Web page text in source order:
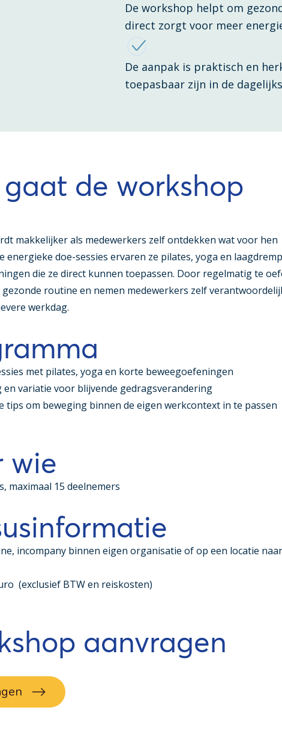
De workshop helpt om
direct zorgt voor meer
De aanpak is praktisch en
toepasbaar zijn in de
de workshop
makkelijker als medewerkers zelf ontdekken wat voor hen
energieke doe-sessies ervaren ze pilates, yoga en
die ze direct kunnen toepassen. Door regelmatig te
routine en nemen medewerkers zelf
werkdag.
met pilates, yoga en korte beweegoefeningen
en variatie voor blijvende gedragsverandering
tips om beweging binnen de eigen werkcontext in te passen
wie
maximaal 15 deelnemers
incompany binnen eigen organisatie of op een locatie naar
(exclusief BTW en reiskosten)
aanvragen